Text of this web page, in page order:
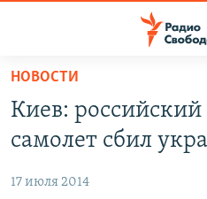
упрощенного
доступа
основному
ПОДКАСТЫ
АВТОРСКИЕ ПРОЕКТЫ
ЦИТАТЫ СВОБОДЫ
НОВОСТИ
Киев:
самолет сбил
17 июля 2014